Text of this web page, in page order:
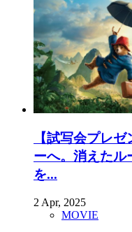
【試写会プレ
ーへ。消えたル
を...
2 Apr, 2025
MOVIE